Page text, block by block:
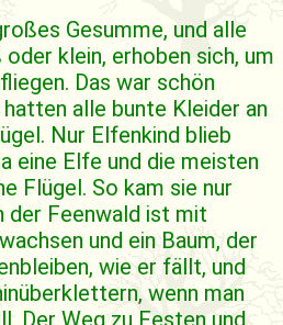
Gesumme, und alle
klein, erhoben sich, um
Das war schön
hatten alle bunte Kleider an
Nur Elfenkind blieb
eine Elfe und die meisten
Flügel. So kam sie nur
der Feenwald ist mit
und ein Baum, der
wie er fällt, und
wenn man
Der Weg zu Festen und